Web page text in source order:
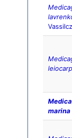
marina